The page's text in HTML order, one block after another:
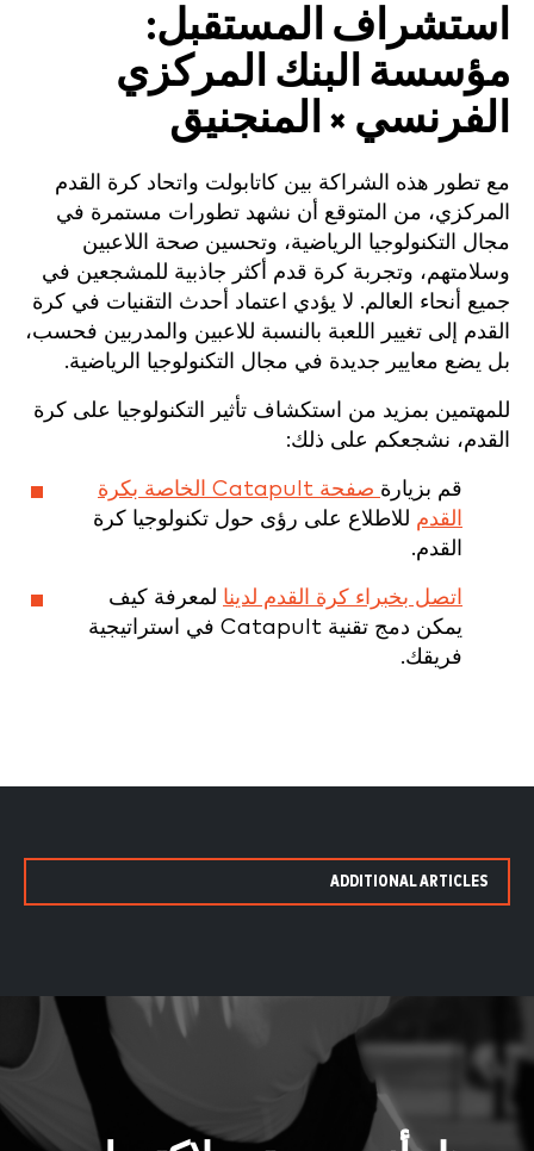
استشراف المستقبل:
مؤسسة البنك المركزي
الفرنسي × المنجنيق
مع تطور هذه الشراكة بين كاتابولت واتحاد كرة القدم
المركزي، من المتوقع أن نشهد تطورات مستمرة في
مجال التكنولوجيا الرياضية، وتحسين صحة اللاعبين
وسلامتهم، وتجربة كرة قدم أكثر جاذبية للمشجعين في
جميع أنحاء العالم. لا يؤدي اعتماد أحدث التقنيات في كرة
القدم إلى تغيير اللعبة بالنسبة للاعبين والمدربين فحسب،
بل يضع معايير جديدة في مجال التكنولوجيا الرياضية.
للمهتمين بمزيد من استكشاف تأثير التكنولوجيا على كرة
القدم، نشجعكم على ذلك:
قم بزيارة
صفحة Catapult الخاصة بكرة
القدم للاطلاع على رؤى حول تكنولوجيا كرة
القدم.
اتصل بخبراء كرة القدم لدينا لمعرفة كيف
يمكن دمج تقنية Catapult في استراتيجية
فريقك.
ADDITIONAL ARTICLES